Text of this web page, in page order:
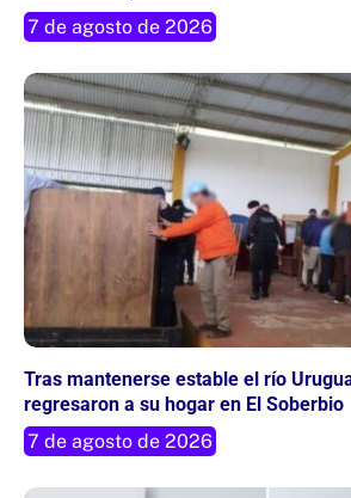
7 de agosto de 2026
Tras mantenerse estable el río
regresaron a su hogar en El Soberbio
7 de agosto de 2026